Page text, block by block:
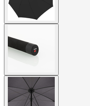
larger
image
larger
image